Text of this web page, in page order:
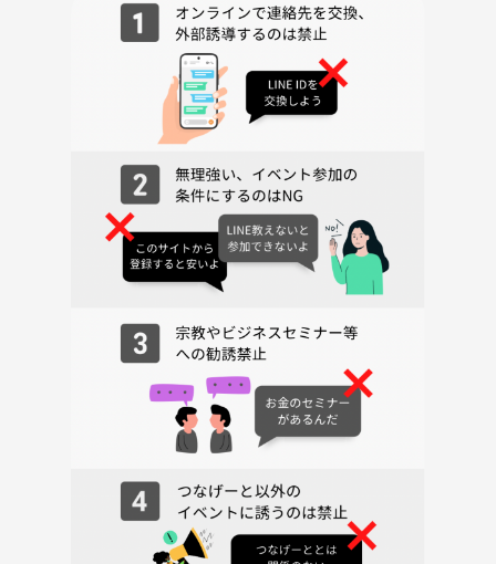
・自分のお店を持ちたい！
・語学の勉強をしたい！海外で働きたい！
・将来のお金のことや保険の事、資産形成、FPに相談したい！
・不動産について教えてほしい！
・転職したいのでサポートしてほしい！
・雇われない働き方をしたい！起業や独立をしたい！
・良い副業を教えて！副収入を得たい！
・仲間を増やしたい！スタッフを募集したい！
・誰か一緒にイベントしましょう！
・私がオープンしたサロンの話を聞いて！
・うちのレストランやバーを使って！
明るくて気さくな人が多いから緊張は必要なし✨
①会場に到着したら受付で予約時の名前をスタッフへ伝えます
＊受付は開始時間の10分前です
②参加費を支払います（現金のみの扱いです）